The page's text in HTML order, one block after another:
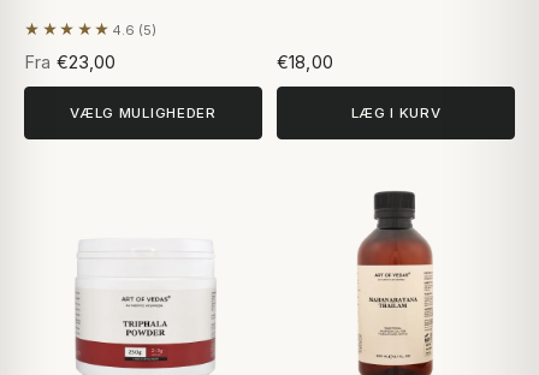
★★★★★ 4.6 (5)
Baseret på 5 anmeldelser
Fra €23,00
VÆLG MULIGHEDER
€18,00
LÆG I KURV